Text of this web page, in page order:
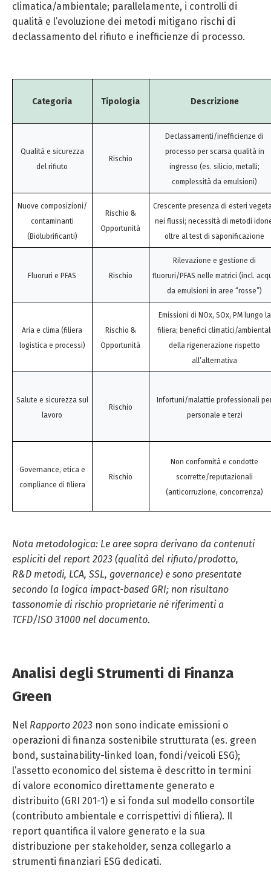
climatica/ambientale; parallelamente, i controlli di
qualità e l’evoluzione dei metodi mitigano rischi di
declassamento del rifiuto e inefficienze di processo.
Categoria Tipologia Descrizione
Qualità e sicurezza
del rifiuto
Rischio
Declassamenti/inefficienze di
processo per scarsa qualità in
ingresso (es. silicio, metalli;
complessità da emulsioni)
Nuove composizioni/
contaminanti
(Biolubrificanti)
Rischio &
Opportunità
Crescente presenza di esteri
nei flussi; necessità di metodi
oltre al test di saponificazione
Fluoruri e PFAS Rischio
Rilevazione e gestione di
fluoruri/PFAS nelle matrici (incl.
da emulsioni in aree “rosse”)
Aria e clima (filiera
logistica e processi)
Rischio &
Opportunità
Emissioni di NOx, SOx, PM lungo la
filiera; benefici climatici/
della rigenerazione rispetto
all’alternativa
Salute e sicurezza sul
lavoro
Rischio
Infortuni/malattie professionali
personale e terzi
Governance, etica e
compliance di filiera
Rischio
Non conformità e condotte
scorrette/reputazionali
(anticorruzione, concorrenza)
Nota metodologica: Le aree sopra derivano da contenuti
espliciti del report 2023 (qualità del rifiuto/prodotto,
R&D metodi, LCA, SSL, governance) e sono presentate
secondo la logica impact-based GRI; non risultano
tassonomie di rischio proprietarie né riferimenti a
TCFD/ISO 31000 nel documento.
Analisi degli Strumenti di Finanza
Green
Nel Rapporto 2023 non sono indicate emissioni o
operazioni di finanza sostenibile strutturata (es. green
bond, sustainability-linked loan, fondi/veicoli ESG);
l’assetto economico del sistema è descritto in termini
di valore economico direttamente generato e
distribuito (GRI 201-1) e si fonda sul modello consortile
(contributo ambientale e corrispettivi di filiera). Il
report quantifica il valore generato e la sua
distribuzione per stakeholder, senza collegarlo a
strumenti finanziari ESG dedicati.